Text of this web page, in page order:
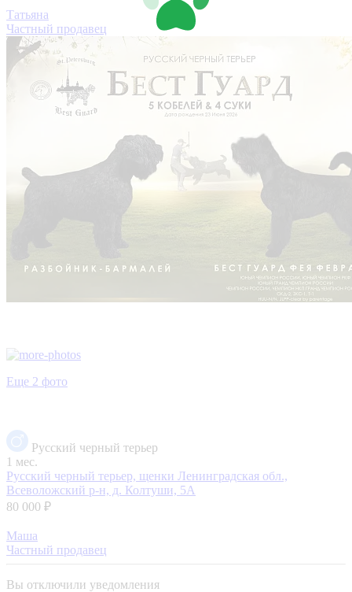
Татьяна
Частный продавец
Еще 2 фото
Русский черный терьер
1 мес.
Русский черный терьер, щенки Ленинградская обл.,
Всеволожский р-н, д. Колтуши, 5А
80 000 ₽
Маша
Частный продавец
Вы отключили уведомления